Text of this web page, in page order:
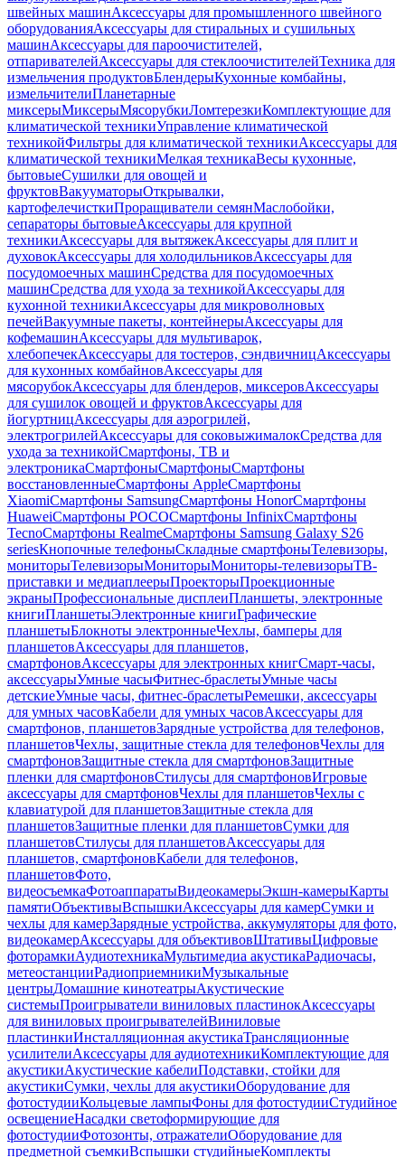
швейных машинАксессуары для промышленного швейного
оборудованияАксессуары для стиральных и сушильных
машинАксессуары для пароочистителей,
отпаривателейАксессуары для стеклоочистителейТехника для
измельчения продуктовБлендерыКухонные комбайны,
измельчителиПланетарные
миксерыМиксерыМясорубкиЛомтерезкиКомплектующие для
климатической техникиУправление климатической
техникойФильтры для климатической техникиАксессуары для
климатической техникиМелкая техникаВесы кухонные,
бытовыеСушилки для овощей и
фруктовВакууматорыОткрывалки,
картофелечисткиПроращиватели семянМаслобойки,
сепараторы бытовыеАксессуары для крупной
техникиАксессуары для вытяжекАксессуары для плит и
духовокАксессуары для холодильниковАксессуары для
посудомоечных машинСредства для посудомоечных
машинСредства для ухода за техникойАксессуары для
кухонной техникиАксессуары для микроволновых
печейВакуумные пакеты, контейнерыАксессуары для
кофемашинАксессуары для мультиварок,
хлебопечекАксессуары для тостеров, сэндвичницАксессуары
для кухонных комбайновАксессуары для
мясорубокАксессуары для блендеров, миксеровАксессуары
для сушилок овощей и фруктовАксессуары для
йогуртницАксессуары для аэрогрилей,
электрогрилейАксессуары для соковыжималокСредства для
ухода за техникойСмартфоны, ТВ и
электроникаСмартфоныСмартфоныСмартфоны
восстановленныеСмартфоны AppleСмартфоны
XiaomiСмартфоны SamsungСмартфоны HonorСмартфоны
HuaweiСмартфоны POCOСмартфоны InfinixСмартфоны
TecnoСмартфоны RealmeСмартфоны Samsung Galaxy S26
seriesКнопочные телефоныСкладные смартфоныТелевизоры,
мониторыТелевизорыМониторыМониторы-телевизорыТВ-
приставки и медиаплеерыПроекторыПроекционные
экраныПрофессиональные дисплеиПланшеты, электронные
книгиПланшетыЭлектронные книгиГрафические
планшетыБлокноты электронныеЧехлы, бамперы для
планшетовАксессуары для планшетов,
смартфоновАксессуары для электронных книгСмарт-часы,
аксессуарыУмные часыФитнес-браслетыУмные часы
детскиеУмные часы, фитнес-браслетыРемешки, аксессуары
для умных часовКабели для умных часовАксессуары для
смартфонов, планшетовЗарядные устройства для телефонов,
планшетовЧехлы, защитные стекла для телефоновЧехлы для
смартфоновЗащитные стекла для смартфоновЗащитные
пленки для смартфоновСтилусы для смартфоновИгровые
аксессуары для смартфоновЧехлы для планшетовЧехлы с
клавиатурой для планшетовЗащитные стекла для
планшетовЗащитные пленки для планшетовСумки для
планшетовСтилусы для планшетовАксессуары для
планшетов, смартфоновКабели для телефонов,
планшетовФото,
видеосъемкаФотоаппаратыВидеокамерыЭкшн-камерыКарты
памятиОбъективыВспышкиАксессуары для камерСумки и
чехлы для камерЗарядные устройства, аккумуляторы для фото,
видеокамерАксессуары для объективовШтативыЦифровые
фоторамкиАудиотехникаМультимедиа акустикаРадиочасы,
метеостанцииРадиоприемникиМузыкальные
центрыДомашние кинотеатрыАкустические
системыПроигрыватели виниловых пластинокАксессуары
для виниловых проигрывателейВиниловые
пластинкиИнсталляционная акустикаТрансляционные
усилителиАксессуары для аудиотехникиКомплектующие для
акустикиАкустические кабелиПодставки, стойки для
акустикиСумки, чехлы для акустикиОборудование для
фотостудииКольцевые лампыФоны для фотостудииСтудийное
освещениеНасадки светоформирующие для
фотостудииФотозонты, отражателиОборудование для
предметной съемкиВспышки студийныеКомплекты